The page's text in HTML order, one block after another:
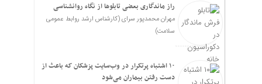
راز ماندگاری بعضی تابلوها از نگاه روانشناسی
مهران محمدپور سرای (کارشناس ارشد روابط عمومی
سلامت)
۱۰ اشتباه پرتکرار در وب‌سایت پزشکان که باعث از
دست رفتن بیماران می‌شود